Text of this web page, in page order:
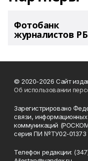
Фотобанк
журналистов РБ
© 2020-2026 Сайт
Об использовании
Зарегистрировано
связи,
коммуникаций
серия ПИ №ТУ02-01373
Телефон редакции: